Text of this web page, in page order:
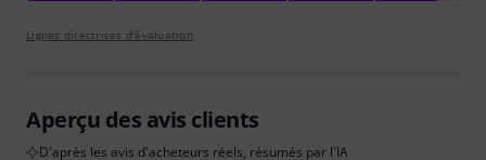
Lignes directrices d'évaluation
Aperçu des avis clients
D'après les avis d'acheteurs réels, résumés par l'IA